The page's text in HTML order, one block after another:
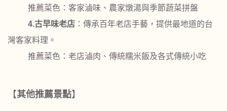
推薦菜色：客家滷味、農家燉湯與季節蔬菜拼盤
4.古早味老店 ：傳承百年老店手藝，提供最地道的台
灣客家料理。
推薦菜色：老店滷肉、傳統糯米飯及各式傳統小吃
【其他推薦景點】